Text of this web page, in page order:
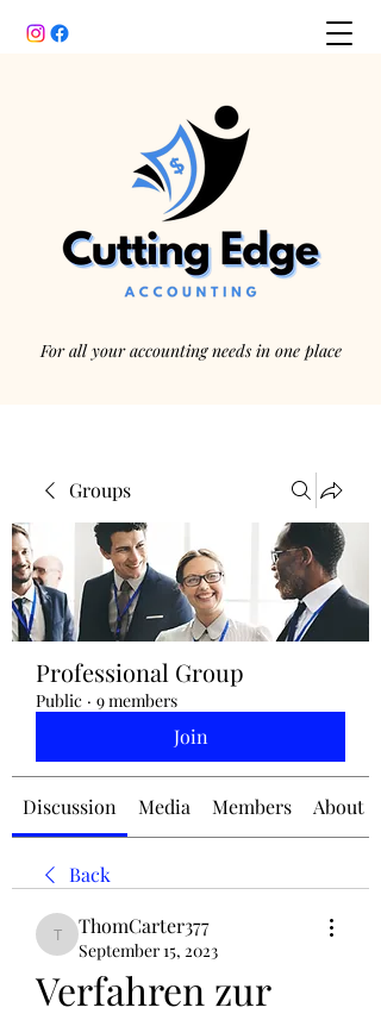
For all your accounting needs in one place
jennifermcchesney@yahoo.com
(604) 445-2082
Groups
Professional Group
Public · 9 members
Join
Discussion Media Members About
Back
ThomCarter377
ThomCarter377
September 15, 2023
Verfahren zur